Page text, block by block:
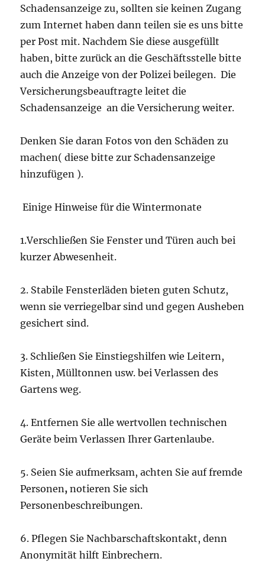
Schadensanzeige zu, sollten sie keinen Zugang
zum Internet haben dann teilen sie es uns bitte
per Post mit. Nachdem Sie diese ausgefüllt
haben, bitte zurück an die Geschäftsstelle bitte
auch die Anzeige von der Polizei beilegen. Die
Versicherungsbeauftragte leitet die
Schadensanzeige an die Versicherung weiter.
Denken Sie daran Fotos von den Schäden zu
machen( diese bitte zur Schadensanzeige
hinzufügen ).
Einige Hinweise für die Wintermonate
1.Verschließen Sie Fenster und Türen auch bei
kurzer Abwesenheit.
2. Stabile Fensterläden bieten guten Schutz,
wenn sie verriegelbar sind und gegen Ausheben
gesichert sind.
3. Schließen Sie Einstiegshilfen wie Leitern,
Kisten, Mülltonnen usw. bei Verlassen des
Gartens weg.
4. Entfernen Sie alle wertvollen technischen
Geräte beim Verlassen Ihrer Gartenlaube.
5. Seien Sie aufmerksam, achten Sie auf fremde
Personen,notieren Sie sich
Personenbeschreibungen.
6. Pflegen Sie Nachbarschaftskontakt, denn
Anonymität hilft Einbrechern.